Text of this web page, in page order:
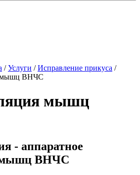
/Услуги /Исправление прикуса /
мышц ВНЧС
мышц
- аппаратное
мышц ВНЧС